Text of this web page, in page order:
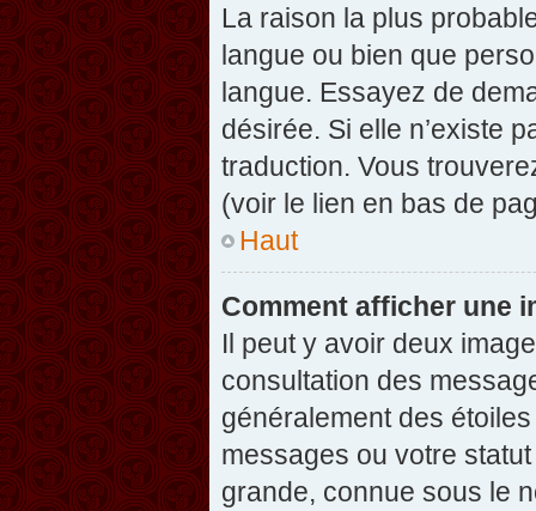
La raison la plus
langue ou bien que
langue. Essayez de
désirée. Si elle n’existe
traduction. Vous
(voir le lien en bas de
Haut
Comment afficher une
Il peut y avoir deux
consultation des
généralement des
messages ou votre
grande, connue sous le